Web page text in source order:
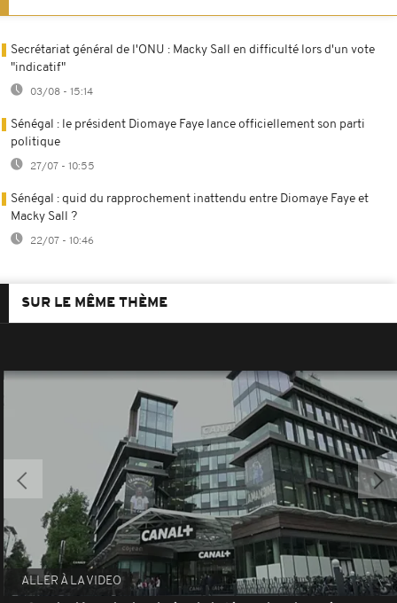
Secrétariat général de l'ONU : Macky Sall en difficulté lors d'un vote
"indicatif"
03/08 - 15:14
Sénégal : le président Diomaye Faye lance officiellement son parti
politique
27/07 - 10:55
Sénégal : quid du rapprochement inattendu entre Diomaye Faye et
Macky Sall ?
22/07 - 10:46
SUR LE MÊME THÈME
ALLER À LA VIDEO